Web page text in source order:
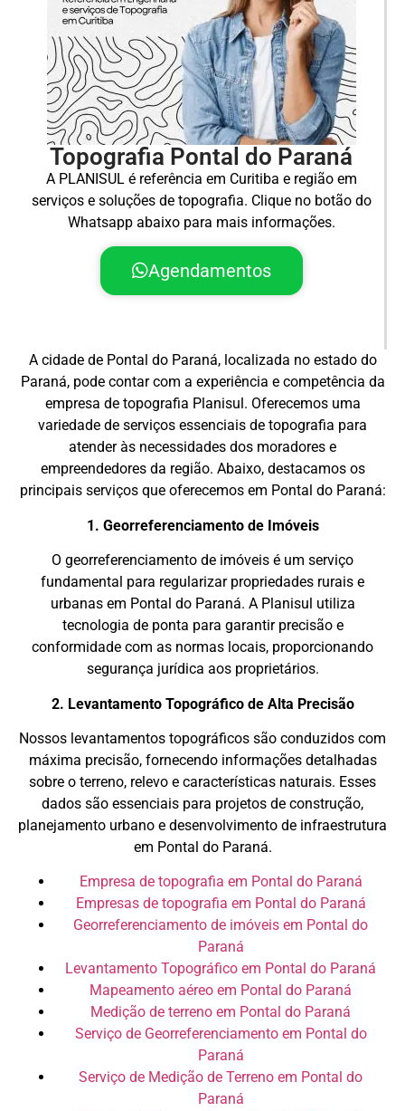
Topografia Pontal do Paraná
A PLANISUL é referência em Curitiba e região em
serviços e soluções de topografia. Clique no botão do
Whatsapp abaixo para mais informações.
Agendamentos
A cidade de Pontal do Paraná, localizada no estado do
Paraná, pode contar com a experiência e competência da
empresa de topografia Planisul. Oferecemos uma
variedade de serviços essenciais de topografia para
atender às necessidades dos moradores e
empreendedores da região. Abaixo, destacamos os
principais serviços que oferecemos em Pontal do Paraná:
1. Georreferenciamento de Imóveis
O georreferenciamento de imóveis é um serviço
fundamental para regularizar propriedades rurais e
urbanas em Pontal do Paraná. A Planisul utiliza
tecnologia de ponta para garantir precisão e
conformidade com as normas locais, proporcionando
segurança jurídica aos proprietários.
2. Levantamento Topográfico de Alta Precisão
Nossos levantamentos topográficos são conduzidos com
máxima precisão, fornecendo informações detalhadas
sobre o terreno, relevo e características naturais. Esses
dados são essenciais para projetos de construção,
planejamento urbano e desenvolvimento de infraestrutura
em Pontal do Paraná.
Empresa de topografia em Pontal do Paraná
Empresas de topografia em Pontal do Paraná
Georreferenciamento de imóveis em Pontal do
Paraná
Levantamento Topográfico em Pontal do Paraná
Mapeamento aéreo em Pontal do Paraná
Medição de terreno em Pontal do Paraná
Serviço de Georreferenciamento em Pontal do
Paraná
Serviço de Medição de Terreno em Pontal do
Paraná